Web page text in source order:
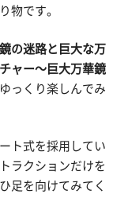
物です。
の迷路と巨大な万
ャー～巨大万華鏡
っくり楽しんでみ
ト式を採用してい
ラクションだけを
足を向けてみてく